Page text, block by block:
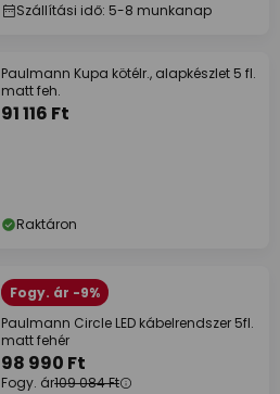
Szállítási idő: 5-8 munkanap
Paulmann Kupa kötélr., alapkészlet 5 fl.
matt feh.
91 116 Ft
Raktáron
Fogy. ár -9%
Paulmann Circle LED kábelrendszer 5fl.
matt fehér
98 990 Ft
Fogy. ár109 084 Ft